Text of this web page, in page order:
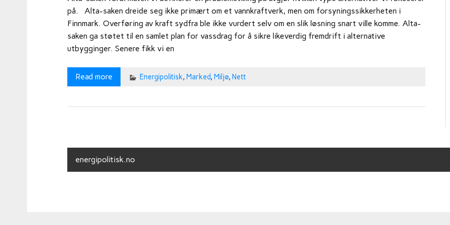
på. Alta-saken dreide seg ikke primært om et vannkraftverk, men om forsyningssikkerheten i
Finnmark. Overføring av kraft sydfra ble ikke vurdert selv om en slik løsning snart ville komme. Alta-
saken ga støtet til en samlet plan for vassdrag for å sikre likeverdig fremdrift i alternative
utbygginger. Senere fikk vi en
Read more Energipolitisk,Marked,Miljø,Nett
energipolitisk.no